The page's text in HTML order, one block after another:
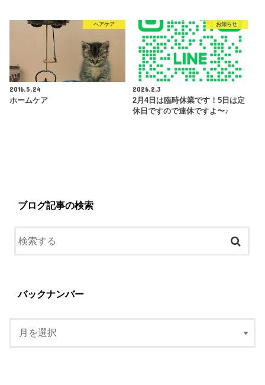
ヘアケア
2016.5.24
ホームケア
お知らせ
2026.2.3
2月4日は臨時休業です！5日は定
休日ですので連休ですよ〜♪
ブログ記事の検索
バックナンバー